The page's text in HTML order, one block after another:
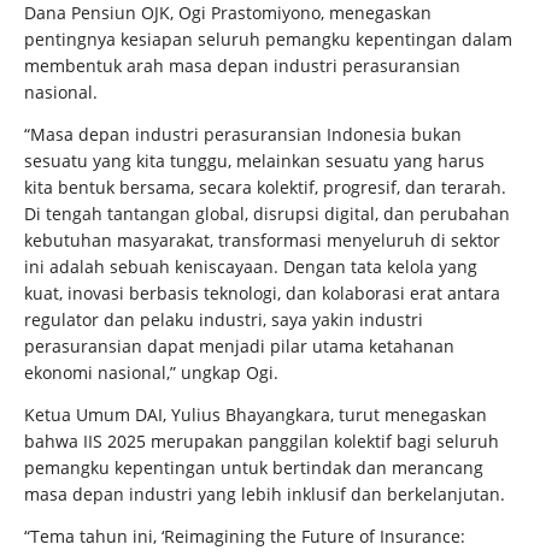
Dana Pensiun OJK, Ogi Prastomiyono, menegaskan
pentingnya kesiapan seluruh pemangku kepentingan dalam
membentuk arah masa depan industri perasuransian
nasional.
“Masa depan industri perasuransian Indonesia bukan
sesuatu yang kita tunggu, melainkan sesuatu yang harus
kita bentuk bersama, secara kolektif, progresif, dan terarah.
Di tengah tantangan global, disrupsi digital, dan perubahan
kebutuhan masyarakat, transformasi menyeluruh di sektor
ini adalah sebuah keniscayaan. Dengan tata kelola yang
kuat, inovasi berbasis teknologi, dan kolaborasi erat antara
regulator dan pelaku industri, saya yakin industri
perasuransian dapat menjadi pilar utama ketahanan
ekonomi nasional,” ungkap Ogi.
Ketua Umum DAI, Yulius Bhayangkara, turut menegaskan
bahwa IIS 2025 merupakan panggilan kolektif bagi seluruh
pemangku kepentingan untuk bertindak dan merancang
masa depan industri yang lebih inklusif dan berkelanjutan.
“Tema tahun ini, ‘Reimagining the Future of Insurance: